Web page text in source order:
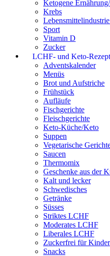
Ketogene
Krebs
Sport
Vitamin D
Zucker
LCHF- und Keto-
Adventskalender
Menüs
Brot und Aufstriche
Frühstück
Aufläufe
Fischgerichte
Fleischgerichte
Keto-Küche/Keto
Suppen
Vegetarische
Saucen
Thermomix
Geschenke aus der
Kalt und lecker
Schwedisches
Getränke
Süsses
Striktes LCHF
Moderates LCHF
Liberales LCHF
Zuckerfrei für Kinder
Snacks